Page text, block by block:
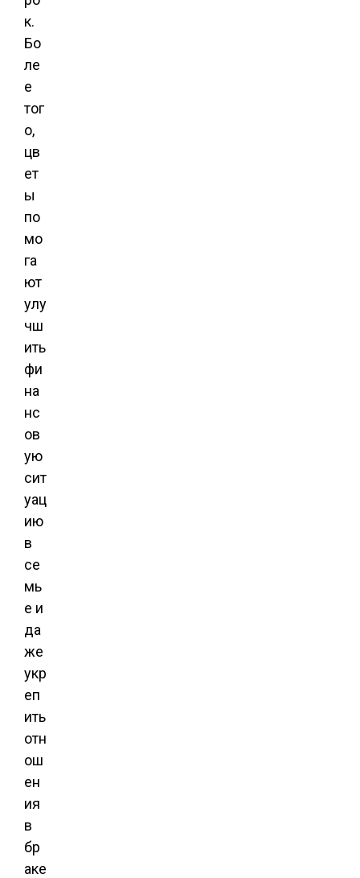
к.
Бо
ле
е
тог
о,
цв
ет
ы
по
мо
га
ют
улу
чш
ить
фи
на
нс
ов
ую
сит
уац
ию
в
се
мь
е и
да
же
укр
еп
ить
отн
ош
ен
ия
в
бр
аке